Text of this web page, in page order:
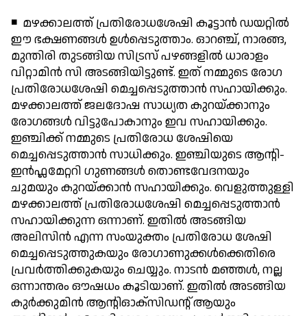
◾ മഴക്കാലത്ത് പ്രതിരോധശേഷി കൂട്ടാന്‍ ഡയറ്റില്‍
ഈ ഭക്ഷണങ്ങള്‍ ഉള്‍പ്പെടുത്താം. ഓറഞ്ച്, നാരങ്ങ,
മുന്തിരി തുടങ്ങിയ സിട്രസ് പഴങ്ങളില്‍ ധാരാളം
വിറ്റാമിന്‍ സി അടങ്ങിയിട്ടുണ്ട്. ഇത് നമ്മുടെ രോഗ
പ്രതിരോധശേഷി മെച്ചപ്പെടുത്താന്‍ സഹായിക്കും.
മഴക്കാലത്ത് ജലദോഷ സാധ്യത കുറയ്ക്കാനും
രോഗങ്ങള്‍ വിട്ടുപോകാനും ഇവ സഹായിക്കും.
ഇഞ്ചിക്ക് നമ്മുടെ പ്രതിരോധ ശേഷിയെ
മെച്ചപ്പെടുത്താന്‍ സാധിക്കും. ഇഞ്ചിയുടെ ആന്റി-
ഇന്‍ഫ്ലമേറ്ററി ഗുണങ്ങള്‍ തൊണ്ടവേദനയും
ചുമയും കുറയ്ക്കാന്‍ സഹായിക്കും. വെളുത്തുള്ളി
മഴക്കാലത്ത് പ്രതിരോധശേഷി മെച്ചപ്പെടുത്താന്‍
സഹായിക്കുന്ന ഒന്നാണ്. ഇതില്‍ അടങ്ങിയ
അലിസിന്‍ എന്ന സംയുക്തം പ്രതിരോധ ശേഷി
മെച്ചപ്പെടുത്തുകയും രോഗാണുക്കള്‍ക്കെതിരെ
പ്രവര്‍ത്തിക്കുകയും ചെയ്യും. നാടന്‍ മഞ്ഞള്‍, നല്ല
ഒന്നാന്തരം ഔഷധം കൂടിയാണ്. ഇതില്‍ അടങ്ങിയ
കുര്‍ക്കുമിന്‍ ആന്റിഓക്സിഡന്റ് ആയും